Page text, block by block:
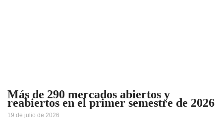
Más de 290 mercados abiertos y
reabiertos en el primer semestre de 2026
19 de julio de 2026